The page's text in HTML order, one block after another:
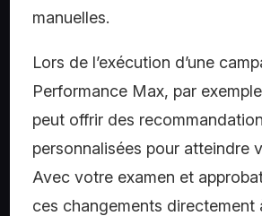
manuelles.
Lors de l’exécution d’une
Performance Max, par
peut offrir des
personnalisées pour atteindre
Avec votre examen et
ces changements directement